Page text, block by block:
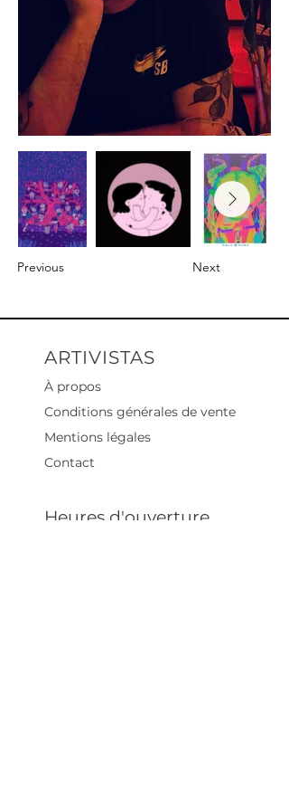
Previous Next
ARTIVISTAS
À propos
Conditions générales de vente
Mentions légales
Contact
Heures d'ouverture